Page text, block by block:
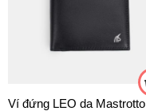
Ví đứng LEO da Mastrotto